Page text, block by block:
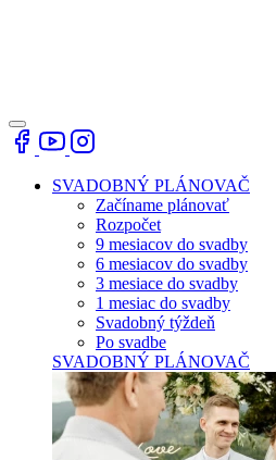
SVADOBNÝ PLÁNOVAČ
Začíname plánovať
Rozpočet
9 mesiacov do svadby
6 mesiacov do svadby
3 mesiace do svadby
1 mesiac do svadby
Svadobný týždeň
Po svadbe
SVADOBNÝ PLÁNOVAČ